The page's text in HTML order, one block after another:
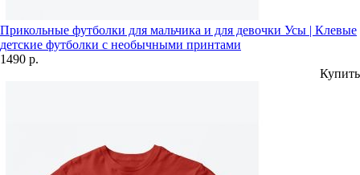
Прикольные футболки для мальчика и для девочки Усы | Клевые
детские футболки с необычными принтами
1490 р.
Купить